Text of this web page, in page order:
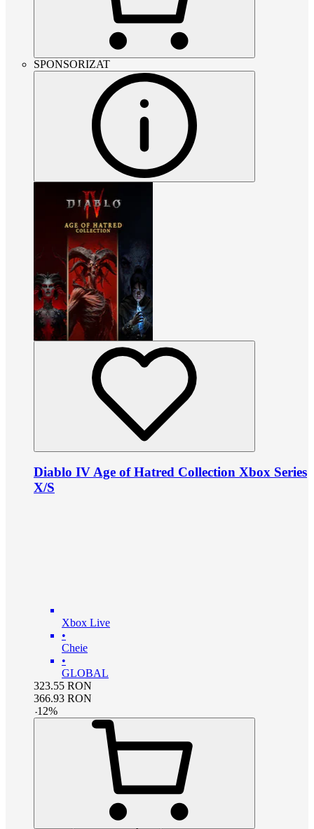
SPONSORIZAT
Diablo IV Age of Hatred Collection Xbox Series
X/S
Xbox Live
•
Cheie
•
GLOBAL
323.55 RON
366.93 RON
-12%